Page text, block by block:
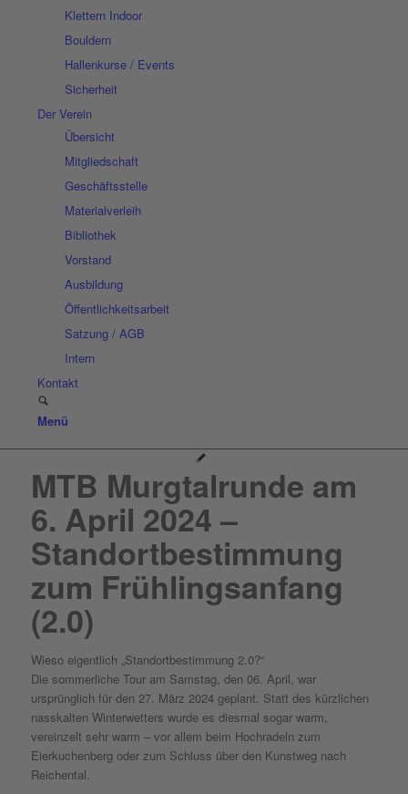
Klettern Indoor
Bouldern
Hallenkurse / Events
Sicherheit
Der Verein
Übersicht
Mitgliedschaft
Geschäftsstelle
Materialverleih
Bibliothek
Vorstand
Ausbildung
Öffentlichkeitsarbeit
Satzung / AGB
Intern
Kontakt
Menü
MTB Murgtalrunde am
6. April 2024 –
Standortbestimmung
zum Frühlingsanfang
(2.0)
Wieso eigentlich „Standortbestimmung 2.0?“
Die sommerliche Tour am Samstag, den 06. April, war
ursprünglich für den 27. März 2024 geplant. Statt des kürzlichen
nasskalten Winterwetters wurde es diesmal sogar warm,
vereinzelt sehr warm – vor allem beim Hochradeln zum
Eierkuchenberg oder zum Schluss über den Kunstweg nach
Reichental.